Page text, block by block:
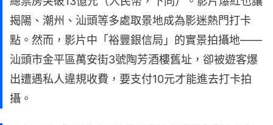
揭陽、潮州、汕頭等多處取景地成為影迷熱門打卡
點。然而，影片中「裕豐銀信局」的實景拍攝地——
汕頭市金平區萬安街3號陶芳酒樓舊址，卻被遊客爆
出遭遇私人違規收費，要支付10元才能進去打卡拍
攝。